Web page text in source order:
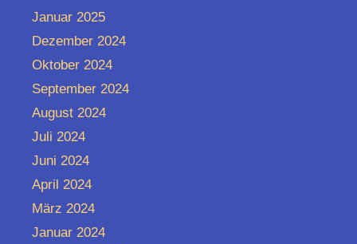
Januar 2025
Dezember 2024
Oktober 2024
September 2024
August 2024
Juli 2024
Juni 2024
April 2024
März 2024
Januar 2024